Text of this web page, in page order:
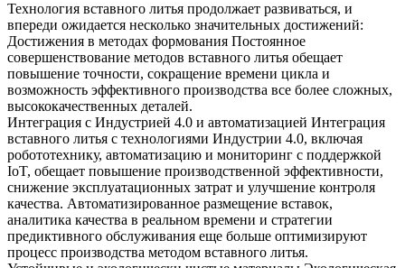
Технология вставного литья продолжает развиваться, и
впереди ожидается несколько значительных достижений:
Достижения в методах формования Постоянное
совершенствование методов вставного литья обещает
повышение точности, сокращение времени цикла и
возможность эффективного производства все более сложных,
высококачественных деталей.
Интеграция с Индустрией 4.0 и автоматизацией Интеграция
вставного литья с технологиями Индустрии 4.0, включая
робототехнику, автоматизацию и мониторинг с поддержкой
IoT, обещает повышение производственной эффективности,
снижение эксплуатационных затрат и улучшение контроля
качества. Автоматизированное размещение вставок,
аналитика качества в реальном времени и стратегии
предиктивного обслуживания еще больше оптимизируют
процесс производства методом вставного литья.